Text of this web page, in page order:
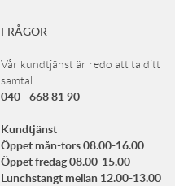
FRÅGOR
Vår kundtjänst är redo att ta ditt
samtal
040 - 668 81 90
Kundtjänst
Öppet mån-tors 08.00-16.00
Öppet fredag 08.00-15.00
Lunchstängt mellan 12.00-13.00